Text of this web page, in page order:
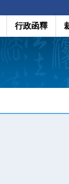
行政函釋